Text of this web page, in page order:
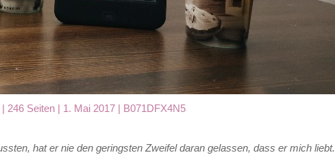
246 Seiten | 1. Mai 2017 | B071DFX4N5
hat er nie den geringsten Zweifel daran gelassen, dass er mich liebt.